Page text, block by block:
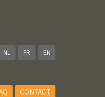
NL FR EN
CONTACT